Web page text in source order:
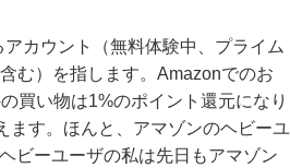
カウント（無料体験中、プライム
む）を指します。Amazonでのお
買い物は1%のポイント還元になり
ます。ほんと、アマゾンのヘビーユ
ビーユーザの私は先日もアマゾン